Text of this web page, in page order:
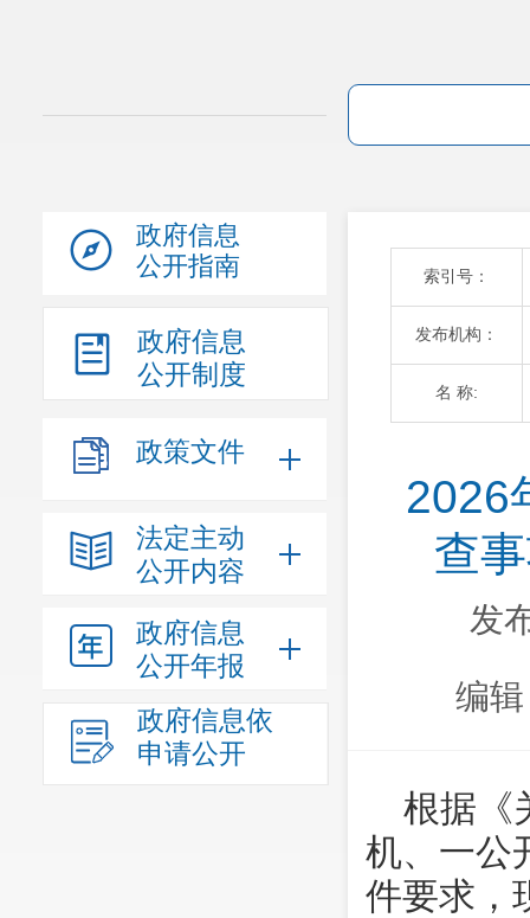
政府信息
公开指南
政府信息
公开制度
政策文件
法定主动
公开内容
政府信息
公开年报
政府信息依
申请公开
索引号：
发布机构：
名 称:
2026
查
发
编
根据《
机、一公
件要求，